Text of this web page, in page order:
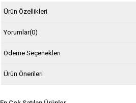
Ürün Özellikleri
Yorumlar(0)
Ödeme Seçenekleri
Ürün Önerileri